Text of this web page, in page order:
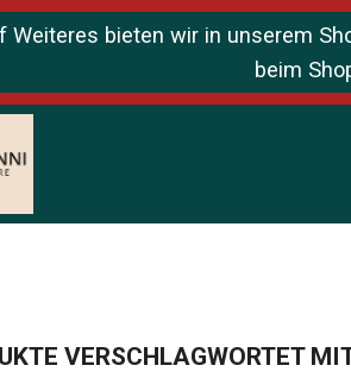
Weiteres bieten wir in unserem
beim
VERSCHLAGWORTET